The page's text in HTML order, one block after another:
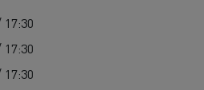
17:30
17:30
17:30